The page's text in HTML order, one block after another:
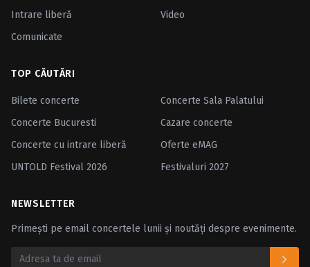
Intrare liberă
Video
Comunicate
TOP CĂUTĂRI
Bilete concerte
Concerte Sala Palatului
Concerte Bucuresti
Cazare concerte
Concerte cu intrare liberă
Oferte eMAG
UNTOLD Festival 2026
Festivaluri 2027
NEWSLETTER
Primești pe email concertele lunii și noutăți despre evenimente.